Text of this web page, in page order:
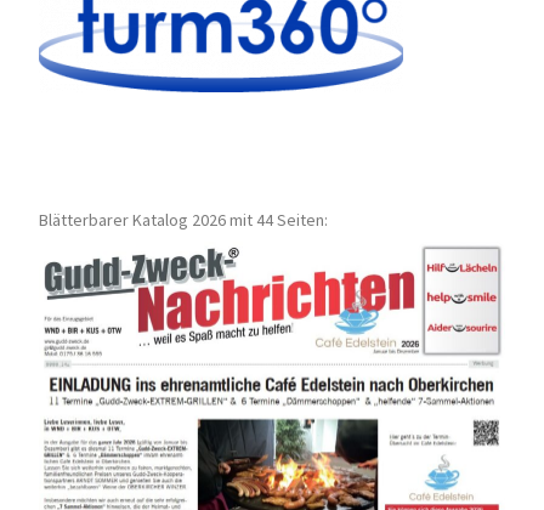
Blätterbarer Katalog 2026 mit 44 Seiten: